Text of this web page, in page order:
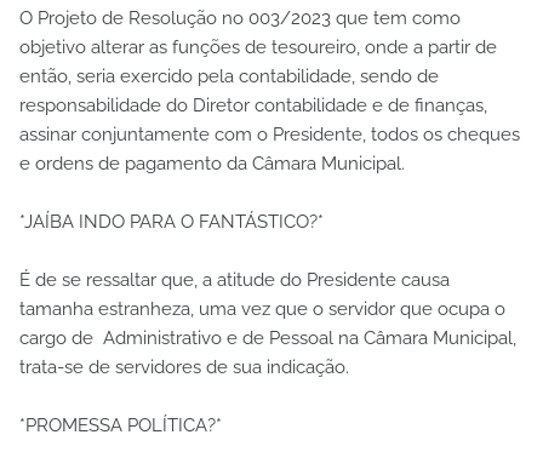
O Projeto de Resolução no 003/2023 que tem como
objetivo alterar as funções de tesoureiro, onde a partir de
então, seria exercido pela contabilidade, sendo de
responsabilidade do Diretor contabilidade e de finanças,
assinar conjuntamente com o Presidente, todos os cheques
e ordens de pagamento da Câmara Municipal.
*JAÍBA INDO PARA O FANTÁSTICO?*
É de se ressaltar que, a atitude do Presidente causa
tamanha estranheza, uma vez que o servidor que ocupa o
cargo de Administrativo e de Pessoal na Câmara Municipal,
trata-se de servidores de sua indicação.
*PROMESSA POLÍTICA?*